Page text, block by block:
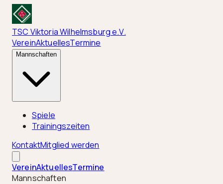
TSC Viktoria Wilhelmsburg e.V.
VereinAktuellesTermine
Mannschaften
Spiele
Trainingszeiten
KontaktMitglied werden
VereinAktuellesTermine
Mannschaften